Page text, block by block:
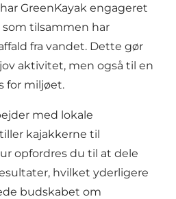
GreenKayak engageret
som tilsammen har
fra vandet. Dette gør
aktivitet, men også til en
for miljøet.
med lokale
kajakkerne til
opfordres du til at dele
hvilket yderligere
budskabet om